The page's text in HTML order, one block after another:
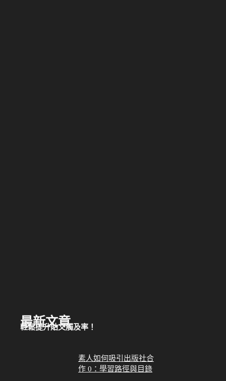
輕鬆提升貼文觸及率！
最新文章
素人如何吸引出版社合
作 0：學習路徑與目錄